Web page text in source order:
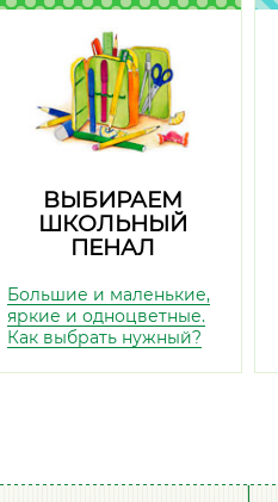
ВЫБИРАЕМ
ШКОЛЬНЫЙ
ПЕНАЛ
Большие и маленькие,
яркие и одноцветные.
Как выбрать нужный?